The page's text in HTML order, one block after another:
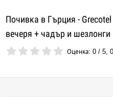
Почивка в Гърция -
вечеря + чадър и
Оценка:0 /5,0